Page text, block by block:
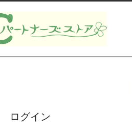
ログイン